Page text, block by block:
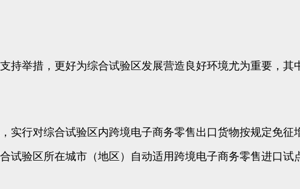
持举措，更好为综合试验区发展营造良好环境尤为重要，
实行对综合试验区内跨境电子商务零售出口货物按规定免
试验区所在城市（地区）自动适用跨境电子商务零售进口试